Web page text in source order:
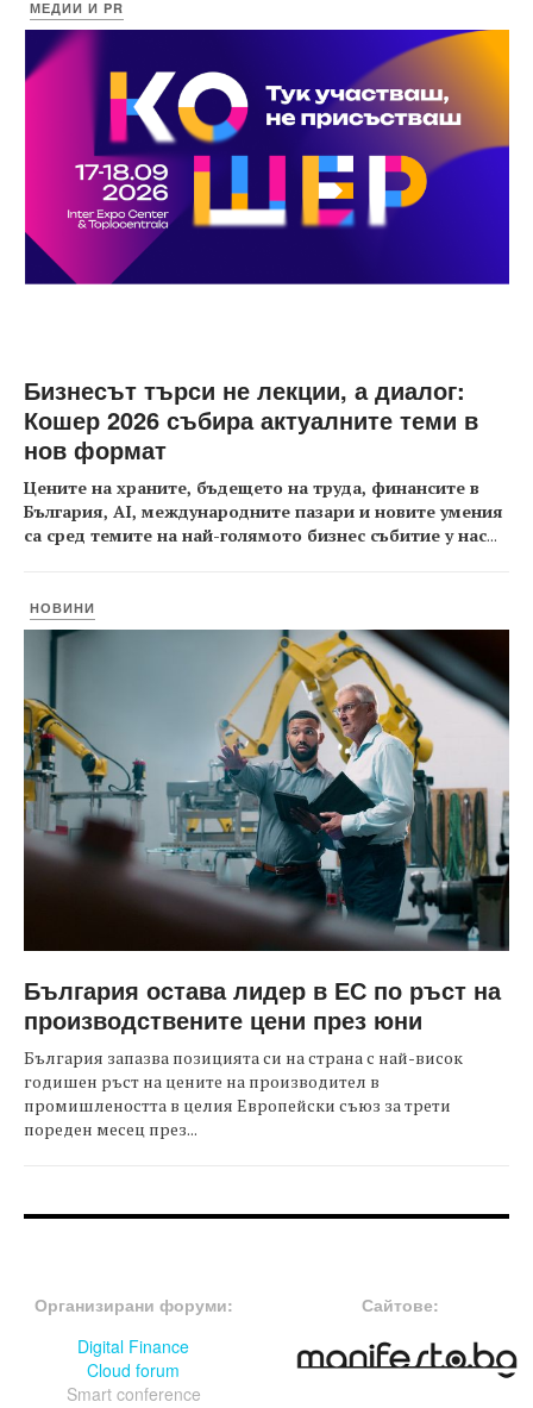
МЕДИИ И PR
Бизнесът търси не лекции, а диалог:
Кошер 2026 събира актуалните теми в
нов формат
Цените на храните, бъдещето на труда, финансите в
България, AI, международните пазари и новите умения
са сред темите на най-голямото бизнес събитие у нас...
НОВИНИ
България остава лидер в ЕС по ръст на
производствените цени през юни
България запазва позицията си на страна с най-висок
годишен ръст на цените на производител в
промишлеността в целия Европейски съюз за трети
пореден месец през...
Организирани форуми:
Digital Finance
Cloud forum
Smart conference
Сайтове: